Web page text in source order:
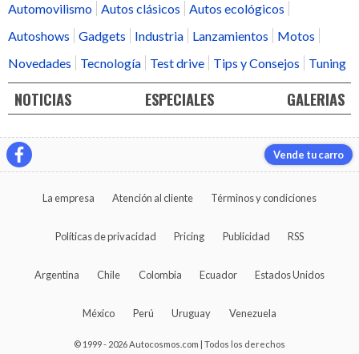
Automovilismo Autos clásicos
Autos ecológicos
Autoshows
Gadgets Industria Lanzamientos
Motos
Novedades
Tecnología Test drive Tips y Consejos Tuning
NOTICIAS ESPECIALES GALERIAS
Vende tu carro
La empresa Atención al cliente Términos y condiciones
Políticas de privacidad Pricing Publicidad RSS
Argentina Chile Colombia Ecuador Estados Unidos
México Perú Uruguay Venezuela
© 1999 - 2026 Autocosmos.com | Todos los derechos